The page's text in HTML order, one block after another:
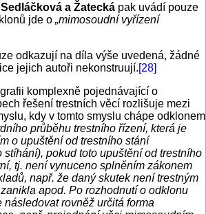
a Žatecká pak uvádí pouze
jde o „mimosoudní vyřízení
odkazují na díla výše uvedená, žádné
jejich autoři nekonstruují.[28]
komplexně pojednávající o
řešení trestních věcí rozlišuje mezi
kdy v tomto smyslu chápe odklonem
průběhu trestního řízení, která je
o upuštění od trestního stání
stíhání), pokud toto upuštění od trestního
tj. není vynuceno splněním zákonem
např. že daný skutek není trestným
apod. Po rozhodnutí o odklonu
následovat rovněž určitá forma